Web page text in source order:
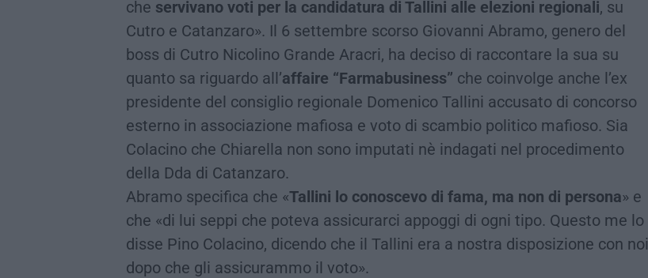
che servivano voti per la candidatura di Tallini alle elezioni regionali, su
Cutro e Catanzaro». Il 6 settembre scorso Giovanni Abramo, genero del
boss di Cutro Nicolino Grande Aracri, ha deciso di raccontare la sua su
quanto sa riguardo all’affaire “Farmabusiness” che coinvolge anche l’ex
presidente del consiglio regionale Domenico Tallini accusato di concorso
esterno in associazione mafiosa e voto di scambio politico mafioso. Sia
Colacino che Chiarella non sono imputati nè indagati nel procedimento
della Dda di Catanzaro.
Abramo specifica che «Tallini lo conoscevo di fama, ma non di persona» e
che «di lui seppi che poteva assicurarci appoggi di ogni tipo. Questo me lo
disse Pino Colacino, dicendo che il Tallini era a nostra disposizione con noi
dopo che gli assicurammo il voto».